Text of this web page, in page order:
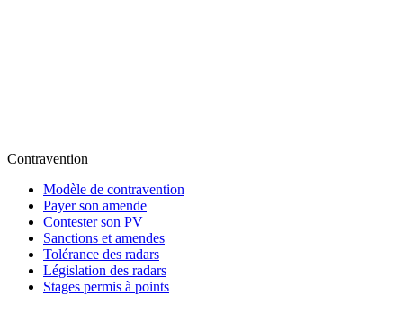
Contravention
Modèle de contravention
Payer son amende
Contester son PV
Sanctions et amendes
Tolérance des radars
Législation des radars
Stages permis à points